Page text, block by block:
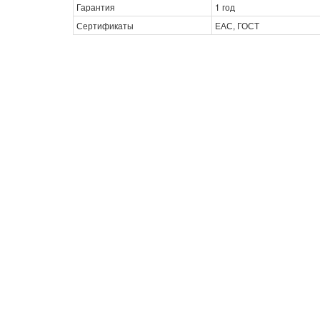
Гарантия
1 год
Сертификаты
ЕАС, ГОСТ